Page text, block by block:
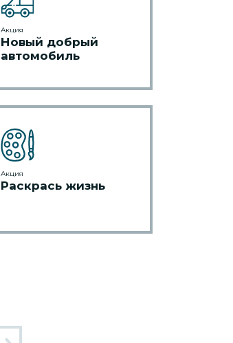
Акция
Новый добрый
автомобиль
Акция
Раскрась жизнь